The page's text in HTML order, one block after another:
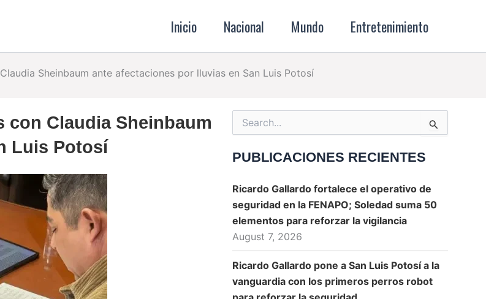
Inicio Nacional Mundo Entretenimiento
Sheinbaum ante afectaciones por lluvias en San Luis Potosí
con Claudia Sheinbaum
Luis Potosí
Search
for:
PUBLICACIONES RECIENTES
Ricardo Gallardo fortalece el operativo de
seguridad en la FENAPO; Soledad suma 50
elementos para reforzar la vigilancia
August 7, 2026
Ricardo Gallardo pone a San Luis Potosí a la
vanguardia con los primeros perros robot